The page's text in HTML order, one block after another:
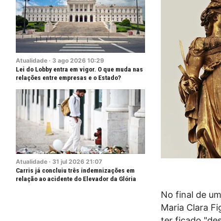
Atualidade · 3 ago 2026 10:29
Lei do Lobby entra em vigor. O que muda nas
relações entre empresas e o Estado?
Atualidade · 31 jul 2026 21:07
Carris já concluiu três indemnizações em
relação ao acidente do Elevador da Glória
No final de
Maria Clara